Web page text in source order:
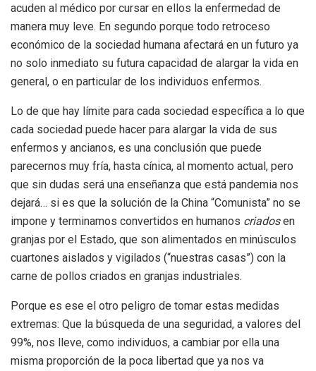
acuden al médico por cursar en ellos la enfermedad de
manera muy leve. En segundo porque todo retroceso
económico de la sociedad humana afectará en un futuro ya
no solo inmediato su futura capacidad de alargar la vida en
general, o en particular de los individuos enfermos.
Lo de que hay límite para cada sociedad específica a lo que
cada sociedad puede hacer para alargar la vida de sus
enfermos y ancianos, es una conclusión que puede
parecernos muy fría, hasta cínica, al momento actual, pero
que sin dudas será una enseñanza que está pandemia nos
dejará… si es que la solución de la China “Comunista” no se
impone y terminamos convertidos en humanos criadosen
granjas por el Estado, que son alimentados en minúsculos
cuartones aislados y vigilados (“nuestras casas”) con la
carne de pollos criados en granjas industriales.
Porque es ese el otro peligro de tomar estas medidas
extremas: Que la búsqueda de una seguridad, a valores del
99%, nos lleve, como individuos, a cambiar por ella una
misma proporción de la poca libertad que ya nos va